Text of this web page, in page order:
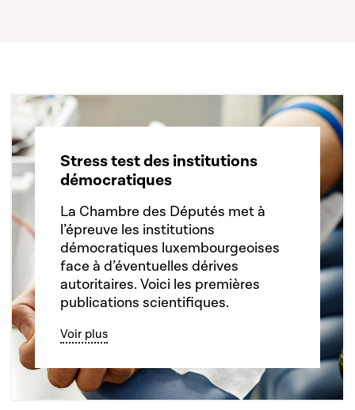
Stress test des institutions
démocratiques
La Chambre des Députés met à
l’épreuve les institutions
démocratiques luxembourgeoises
face à d’éventuelles dérives
autoritaires. Voici les premières
publications scientifiques.
Voir plus